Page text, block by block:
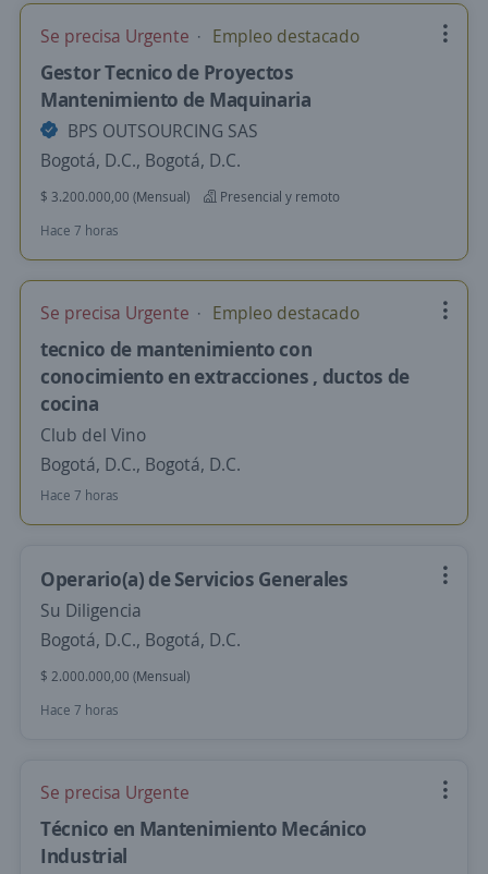
Se precisa Urgente Empleo destacado
Gestor Tecnico de Proyectos
Mantenimiento de Maquinaria
BPS OUTSOURCING SAS
Bogotá, D.C., Bogotá, D.C.
$ 3.200.000,00 (Mensual)
Presencial y remoto
Hace 7 horas
Se precisa Urgente Empleo destacado
tecnico de mantenimiento con
conocimiento en extracciones , ductos de
cocina
Club del Vino
Bogotá, D.C., Bogotá, D.C.
Hace 7 horas
Operario(a) de Servicios Generales
Su Diligencia
Bogotá, D.C., Bogotá, D.C.
$ 2.000.000,00 (Mensual)
Hace 7 horas
Se precisa Urgente
Técnico en Mantenimiento Mecánico
Industrial